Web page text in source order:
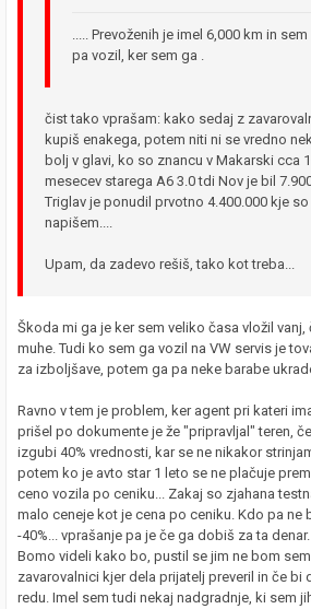
..... Prevoženih je imel 6,000 km in
pa vozil, ker sem ga .
čist tako vprašam: kako sedaj z
kupiš enakega, potem niti ni se vredno
bolj v glavi, ko so znancu v Makarski cca
mesecev starega A6 3.0 tdi Nov je bil
Triglav je ponudil prvotno 4.400.000 kje
napišem....
Upam, da zadevo rešiš, tako kot treba...
Škoda mi ga je ker sem veliko časa vložil vanj,
muhe. Tudi ko sem ga vozil na VW servis je
za izboljšave, potem ga pa neke barabe
Ravno v tem je problem, ker agent pri kateri
prišel po dokumente je že "pripravljal" teren,
izgubi 40% vrednosti, kar se ne nikakor
potem ko je avto star 1 leto se ne plačuje
ceno vozila po ceniku... Zakaj so zjahana
malo ceneje kot je cena po ceniku. Kdo pa ne
-40%... vprašanje pa je če ga dobiš za ta denar.
Bomo videli kako bo, pustil se jim ne bom
zavarovalnici kjer dela prijatelj preveril in če
redu. Imel sem tudi nekaj nadgradnje, ki sem